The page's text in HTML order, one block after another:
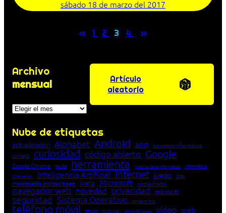
sábado 18 de marzo del 2017
« 1 2 3 4 »
Archivo
mensual
Archivos
Artículo
aleatorio
Nube de etiquetas
actualización Alphabet Android app concepto informático
consejo
curiosidad código abierto Google
Google Chrome guía herramienta historia de la Informática Informática
innovación Inteligencia Artificial Internet juego lista
mensajería instantánea Meta Microsoft Mozilla Firefox
navegador web novedad privacidad red social
seguridad Sistema Operativo streaming
teléfono móvil truco tutorial Unión Europea vídeo web